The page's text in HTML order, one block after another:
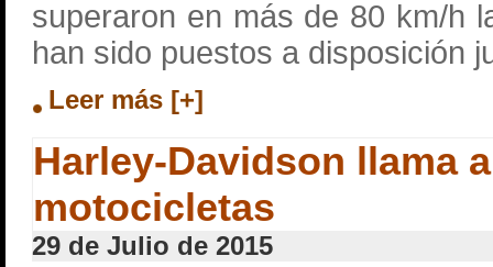
superaron en más de 80 km/h
han sido puestos a disposición
Leer más [+]
Harley-Davidson llama
motocicletas
29 de Julio de 2015